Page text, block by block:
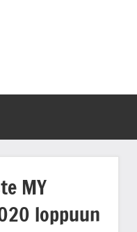
MY
loppuun